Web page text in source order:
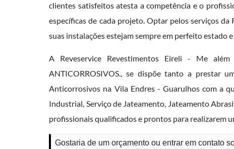
clientes satisfeitos atesta a competência e o
específicas de cada projeto. Optar pelos serviços
suas instalações estejam sempre em perfeito estado
A Reveservice Revestimentos Eireli - Me
ANTICORROSIVOS., se dispõe tanto a prestar
Anticorrosivos na Vila Endres - Guarulhos com a
Industrial, Serviço de Jateamento, Jateamento
profissionais qualificados e prontos para realizarem
Gostaria de um orçamento ou entrar em contato